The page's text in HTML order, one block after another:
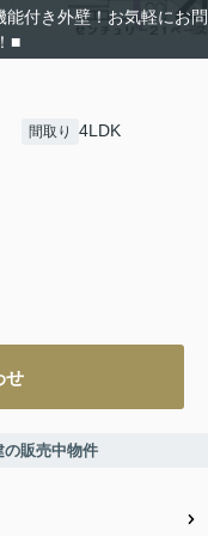
付き外壁！お気軽にお問
■
間取り 4LDK
せ
の販売中物件